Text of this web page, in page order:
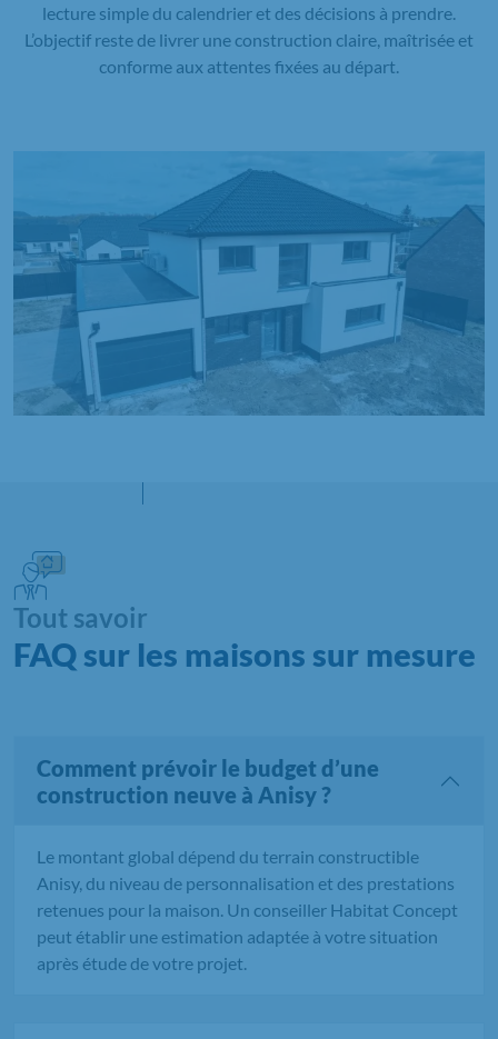
lecture simple du calendrier et des décisions à prendre.
L’objectif reste de livrer une construction claire, maîtrisée et
conforme aux attentes fixées au départ.
Tout savoir
FAQ sur les maisons sur mesure
Comment prévoir le budget d’une
construction neuve à Anisy ?
Le montant global dépend du terrain constructible
Anisy, du niveau de personnalisation et des prestations
retenues pour la maison. Un conseiller Habitat Concept
peut établir une estimation adaptée à votre situation
après étude de votre projet.